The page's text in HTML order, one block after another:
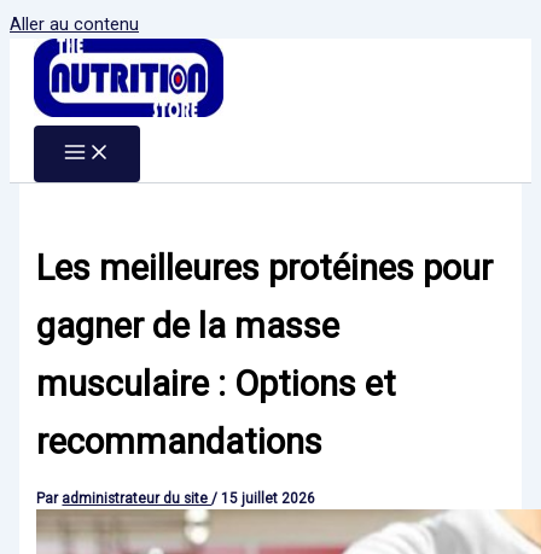
Aller au contenu
Les meilleures protéines pour
gagner de la masse
musculaire : Options et
recommandations
Par administrateur du site/15 juillet 2026